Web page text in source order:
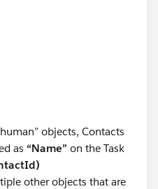
objects, Contacts
as “Name” on the Task
other objects that are